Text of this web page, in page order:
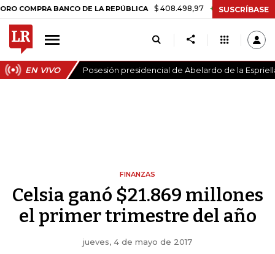
BANCO DE LA REPÚBLICA $ 408.498,97 +$ 8.753,81 +2,19%
SUSCRÍBASE
EN VIVO Posesión presidencial de Abelardo de la
FINANZAS
Celsia ganó $21.869 millones
el primer trimestre del año
jueves, 4 de mayo de 2017